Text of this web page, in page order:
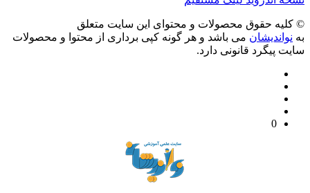
© کليه حقوق محصولات و محتوای اين سایت متعلق
به نواندیشان می باشد و هر گونه کپی برداری از محتوا و محصولات
سایت پیگرد قانونی دارد.
0